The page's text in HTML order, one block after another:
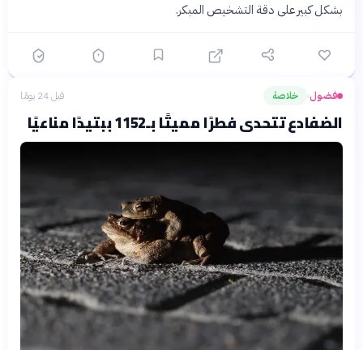
بشكل كبير على دقة التشخيص المبكر.
فضول› خلاصة قبل 24 يومًا
الضفادع تتحدى فطرًا مميتًا بـ1152 ببتيدًا مناعيًا